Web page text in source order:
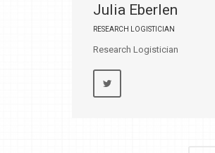
Julia Eberlen
RESEARCH LOGISTICIAN
Research Logistician